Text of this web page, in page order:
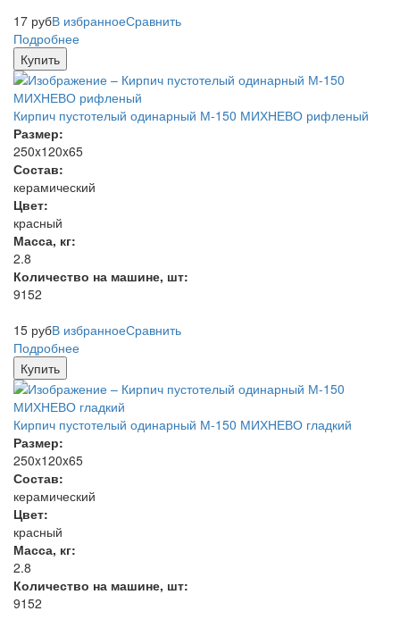
17 рубВ избранноеСравнить
Подробнее
Купить
Кирпич пустотелый одинарный М-150 МИХНЕВО рифленый
Размер:
250x120x65
Состав:
керамический
Цвет:
красный
Масса, кг:
2.8
Количество на машине, шт:
9152
15 рубВ избранноеСравнить
Подробнее
Купить
Кирпич пустотелый одинарный М-150 МИХНЕВО гладкий
Размер:
250x120x65
Состав:
керамический
Цвет:
красный
Масса, кг:
2.8
Количество на машине, шт:
9152